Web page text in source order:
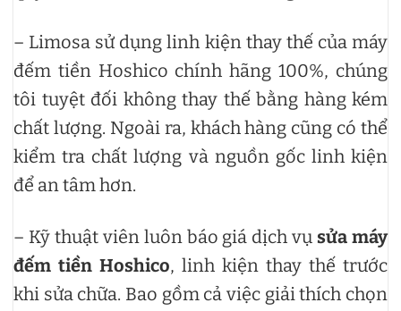
– Limosa sử dụng linh kiện thay thế của máy
đếm tiền Hoshico chính hãng 100%, chúng
tôi tuyệt đối không thay thế bằng hàng kém
chất lượng. Ngoài ra, khách hàng cũng có thể
kiểm tra chất lượng và nguồn gốc linh kiện
để an tâm hơn.
– Kỹ thuật viên luôn báo giá dịch vụ sửa máy
đếm tiền Hoshico, linh kiện thay thế trước
khi sửa chữa. Bao gồm cả việc giải thích chọn